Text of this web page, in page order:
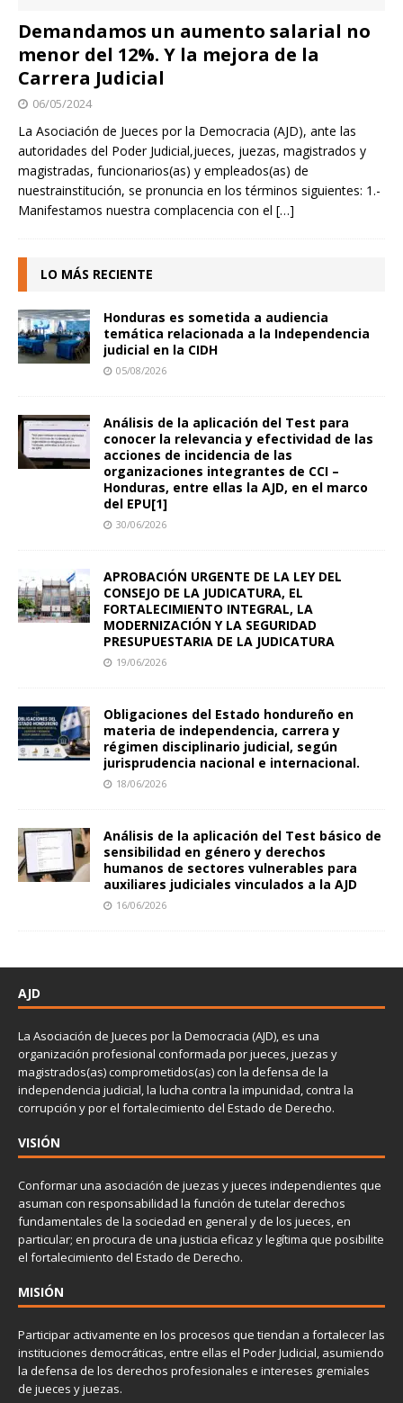
Demandamos un aumento salarial no
menor del 12%. Y la mejora de la
Carrera Judicial
06/05/2024
La Asociación de Jueces por la Democracia (AJD), ante las
autoridades del Poder Judicial,jueces, juezas, magistrados y
magistradas, funcionarios(as) y empleados(as) de
nuestrainstitución, se pronuncia en los términos siguientes: 1.-
Manifestamos nuestra complacencia con el […]
LO MÁS RECIENTE
Honduras es sometida a audiencia
temática relacionada a la Independencia
judicial en la CIDH
05/08/2026
Análisis de la aplicación del Test para
conocer la relevancia y efectividad de las
acciones de incidencia de las
organizaciones integrantes de CCI –
Honduras, entre ellas la AJD, en el marco
del EPU[1]
30/06/2026
APROBACIÓN URGENTE DE LA LEY DEL
CONSEJO DE LA JUDICATURA, EL
FORTALECIMIENTO INTEGRAL, LA
MODERNIZACIÓN Y LA SEGURIDAD
PRESUPUESTARIA DE LA JUDICATURA
19/06/2026
Obligaciones del Estado hondureño en
materia de independencia, carrera y
régimen disciplinario judicial, según
jurisprudencia nacional e internacional.
18/06/2026
Análisis de la aplicación del Test básico de
sensibilidad en género y derechos
humanos de sectores vulnerables para
auxiliares judiciales vinculados a la AJD
16/06/2026
AJD
La Asociación de Jueces por la Democracia (AJD), es una
organización profesional conformada por jueces, juezas y
magistrados(as) comprometidos(as) con la defensa de la
independencia judicial, la lucha contra la impunidad, contra la
corrupción y por el fortalecimiento del Estado de Derecho.
VISIÓN
Conformar una asociación de juezas y jueces independientes que
asuman con responsabilidad la función de tutelar derechos
fundamentales de la sociedad en general y de los jueces, en
particular; en procura de una justicia eficaz y legítima que posibilite
el fortalecimiento del Estado de Derecho.
MISIÓN
Participar activamente en los procesos que tiendan a fortalecer las
instituciones democráticas, entre ellas el Poder Judicial, asumiendo
la defensa de los derechos profesionales e intereses gremiales
de jueces y juezas.